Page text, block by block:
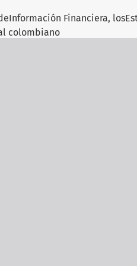
Financiera,
colombiano